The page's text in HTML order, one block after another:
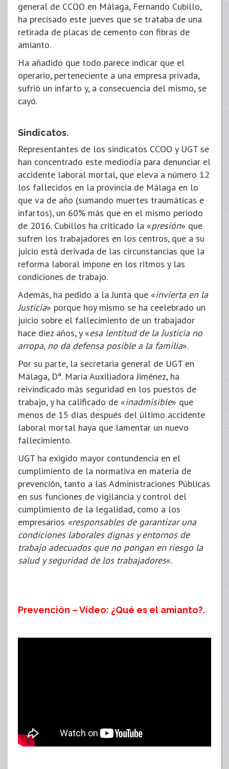
general de CCOO en Málaga, Fernando Cubillo,
ha precisado este jueves que se trataba de una
retirada de placas de cemento con fibras de
amianto.
Ha añadido que todo parece indicar que el
operario, perteneciente a una empresa privada,
sufrió un infarto y, a consecuencia del mismo, se
cayó.
Sindicatos.
Representantes de los sindicatos CCOO y UGT se
han concentrado este mediodía para denunciar el
accidente laboral mortal, que eleva a número 12
los fallecidos en la provincia de Málaga en lo
que va de año (sumando muertes traumáticas e
infartos), un 60% más que en el mismo periodo
de 2016. Cubillos ha criticado la «presión» que
sufren los trabajadores en los centros, que a su
juicio está derivada de las circunstancias que la
reforma laboral impone en los ritmos y las
condiciones de trabajo.
Además, ha pedido a la Junta que «invierta en la
Justicia» porque hoy mismo se ha ceelebrado un
juicio sobre el fallecimiento de un trabajador
hace diez años, y «esa lentitud de la Justicia no
arropa, no da defensa posible a la familia».
Por su parte, la secretaria general de UGT en
Málaga, Dª. María Auxiliadora Jiménez, ha
reivindicado más seguridad en los puestos de
trabajo, y ha calificado de «inadmisible» que
menos de 15 días después del último accidente
laboral mortal haya que lamentar un nuevo
fallecimiento.
UGT ha exigido mayor contundencia en el
cumplimiento de la normativa en materia de
prevención, tanto a las Administraciones Públicas
en sus funciones de vigilancia y control del
cumplimiento de la legalidad, como a los
empresarios «responsables de garantizar una
condiciones laborales dignas y entornos de
trabajo adecuados que no pongan en riesgo la
salud y seguridad de los trabajadores«.
Prevención – Vídeo: ¿Qué es el amianto?.